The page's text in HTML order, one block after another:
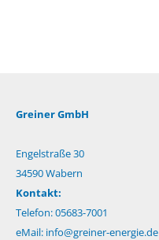
Greiner GmbH
Engelstraße 30
34590 Wabern
Kontakt:
Telefon: 05683-7001
eMail: info@greiner-energie.de